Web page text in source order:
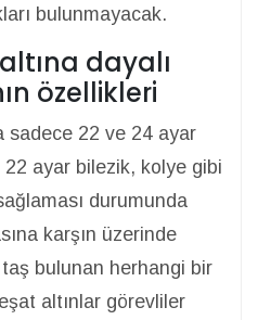
bulunmayacak.
dayalı
özellikleri
sadece 22 ve 24 ayar
ayar bilezik, kolye gibi
durumunda
karşın üzerinde
bulunan herhangi bir
altınlar görevliler